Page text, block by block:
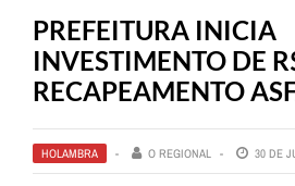
PREFEITURA INICIA
INVESTIMENTO DE
RECAPEAMENTO
HOLAMBRA O REGIONAL 30 DE